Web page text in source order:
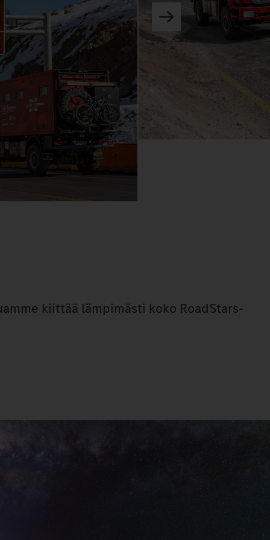
kiittää lämpimästi koko RoadStars-